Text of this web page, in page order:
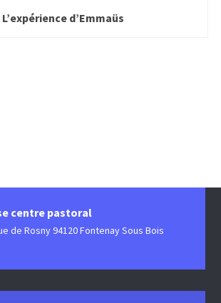
L’expérience d’Emmaüs
centre pastoral
de Rosny 94120 Fontenay Sous Bois